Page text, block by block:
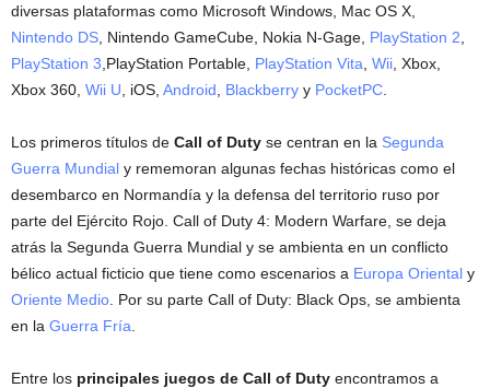
diversas plataformas como Microsoft Windows, Mac OS X,
Nintendo DS , Nintendo GameCube, Nokia N-Gage, PlayStation 2
PlayStation 3 ,PlayStation Portable, PlayStation Vita Wii , Xbox,
Xbox 360, Wii U , iOS, Android Blackberry y PocketPC
Los primeros títulos de Call of Duty se centran en la Segunda
Guerra Mundial y rememoran algunas fechas históricas como el
desembarco en Normandía y la defensa del territorio ruso por
parte del Ejército Rojo. Call of Duty 4: Modern Warfare, se deja
atrás la Segunda Guerra Mundial y se ambienta en un conflicto
bélico actual ficticio que tiene como escenarios a Europa Oriental y
Oriente Medio . Por su parte Call of Duty: Black Ops, se ambienta
en la Guerra Fría
Entre los principales juegos de Call of Duty encontramos a